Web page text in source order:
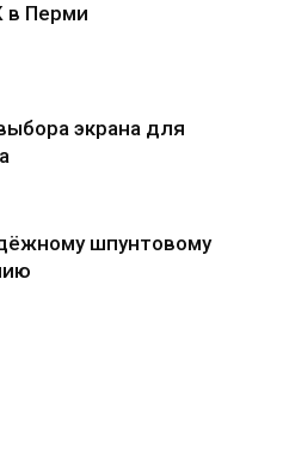
в Перми
экрана для
шпунтовому